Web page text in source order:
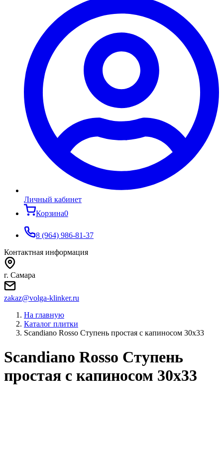
Личный кабинет
Корзина0
8 (964) 986-81-37
Контактная информация
г. Самара
zakaz@volga-klinker.ru
На главную
Каталог плитки
Scandiano Rosso Ступень простая с капиносом 30х33
Scandiano Rosso Ступень
простая с капиносом 30х33